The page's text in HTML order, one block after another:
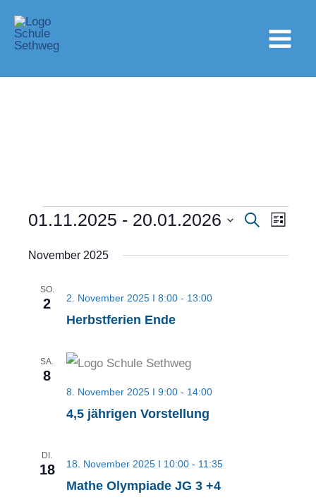
Inhalt
springen
Veranstaltungen SucheListe
01.11.2025 - 20.01.2026
wählen.
November 2025
SO.
2
Herbstferien Ende
2. November 2025 I 8:00- 13:00
SA.
8
4,5 jährigen Vorstellung
8. November 2025 I 9:00- 14:00
DI.
18
Mathe Olympiade JG 3 +4
18. November 2025 I 10:00- 11:35